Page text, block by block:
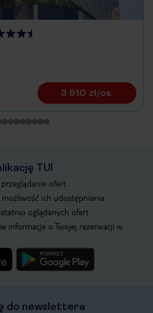
3 910 zł/os.
TUI
ofert
ich udostępniania
oglądanych ofert
informacje o Twojej rezerwacji w
do newslettera